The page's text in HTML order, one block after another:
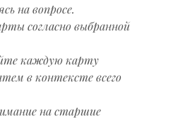
на вопросе.
согласно выбранной
каждую карту
в контексте всего
на старшие